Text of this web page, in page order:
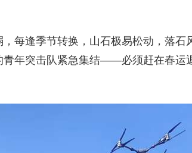
每逢季节转换，山石极易松动，落石
年突击队紧急集结——必须赶在春运